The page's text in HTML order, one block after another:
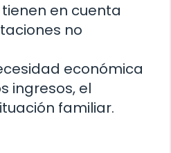
en cuenta
no
económica
ingresos, el
familiar.